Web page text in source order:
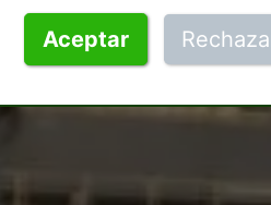
Aceptar